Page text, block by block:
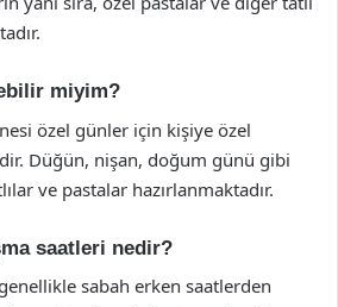
miyim?
özel günler için kişiye özel
Düğün, nişan, doğum günü gibi
ve pastalar hazırlanmaktadır.
saatleri nedir?
sabah erken saatlerden